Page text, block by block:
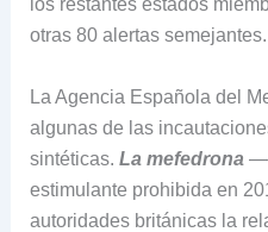
los restantes estados
otras 80 alertas semejantes.
La Agencia Española del
algunas de las
sintéticas. La mefedrona
estimulante prohibida en
autoridades británicas la